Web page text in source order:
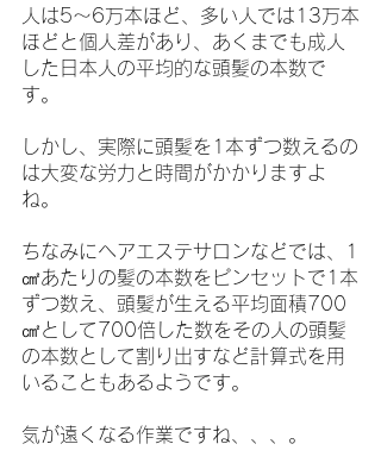
人は5～6万本ほど、多い人では13万本
ほどと個人差があり、あくまでも成人
した日本人の平均的な頭髪の本数で
す。
しかし、実際に頭髪を1本ずつ数えるの
は大変な労力と時間がかかりますよ
ね。
ちなみにヘアエステサロンなどでは、1
㎠あたりの髪の本数をピンセットで1本
ずつ数え、頭髪が生える平均面積700
㎠として700倍した数をその人の頭髪
の本数として割り出すなど計算式を用
いることもあるようです。
気が遠くなる作業ですね、、、。